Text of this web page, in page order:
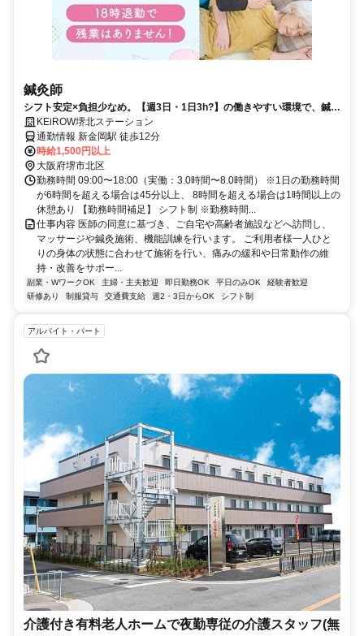
鍼灸師
シフト安定×負担少なめ。【週3日・1日3h?】の働きやすい環境で、鍼灸
の仕事をムリなく長く続けられます。
KEiROW堺北ステーション
通勤情報 新金岡駅 徒歩12分
時給1,500円以上
大阪府堺市北区
勤務時間 09:00〜18:00（実働：3.0時間〜8.0時間） ※1日の勤務時間
が6時間を超える場合は45分以上、 8時間を超える場合は1時間以上の
休憩あり 【勤務時間補足】 シフト制 ※勤務時間...
仕事内容 医師の同意に基づき、ご自宅や高齢者施設などへ訪問し、
マッサージや鍼灸施術、機能訓練を行います。 ご利用者様一人ひと
りの身体の状態に合わせて施術を行い、痛みの緩和や日常動作の維
持・改善をサポー...
副業・WワークOK 主婦・主夫歓迎 即日勤務OK 平日のみOK
経験者歓迎
研修あり
制服貸与 交通費支給 週2・3日からOK シフト制
アルバイト・パート
介護付き有料老人ホームで夜勤専従の介護スタッフ(無